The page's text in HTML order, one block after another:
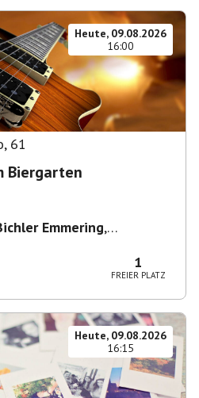
Heute, 09.08.2026
16:00
, 61
Biergarten
Emmering,
1
FREIER PLATZ
Heute, 09.08.2026
16:15